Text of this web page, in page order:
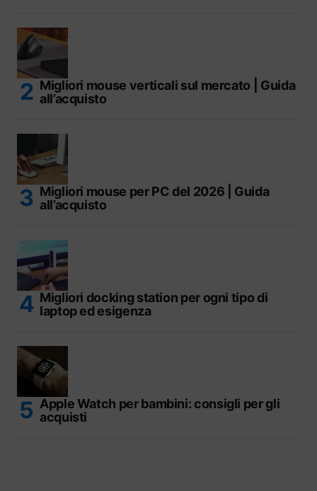
Migliori mouse verticali sul mercato | Guida
all’acquisto
Migliori mouse per PC del 2026 | Guida
all’acquisto
Migliori docking station per ogni tipo di
laptop ed esigenza
Apple Watch per bambini: consigli per gli
acquisti